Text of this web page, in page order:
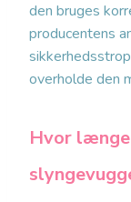
den bruges
producentens
overholde den
Hvor længe